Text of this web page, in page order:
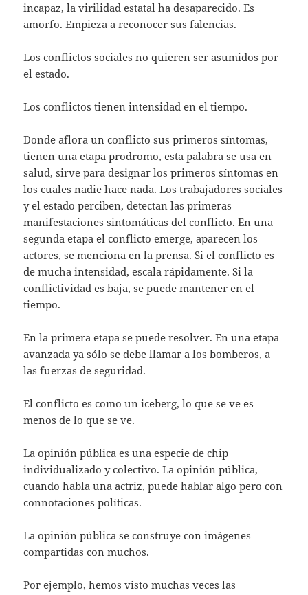
incapaz, la virilidad estatal ha desaparecido. Es
amorfo. Empieza a reconocer sus falencias.
Los conflictos sociales no quieren ser asumidos por
el estado.
Los conflictos tienen intensidad en el tiempo.
Donde aflora un conflicto sus primeros síntomas,
tienen una etapa prodromo, esta palabra se usa en
salud, sirve para designar los primeros síntomas en
los cuales nadie hace nada. Los trabajadores sociales
y el estado perciben, detectan las primeras
manifestaciones sintomáticas del conflicto. En una
segunda etapa el conflicto emerge, aparecen los
actores, se menciona en la prensa. Si el conflicto es
de mucha intensidad, escala rápidamente. Si la
conflictividad es baja, se puede mantener en el
tiempo.
En la primera etapa se puede resolver. En una etapa
avanzada ya sólo se debe llamar a los bomberos, a
las fuerzas de seguridad.
El conflicto es como un iceberg, lo que se ve es
menos de lo que se ve.
La opinión pública es una especie de chip
individualizado y colectivo. La opinión pública,
cuando habla una actriz, puede hablar algo pero con
connotaciones políticas.
La opinión pública se construye con imágenes
compartidas con muchos.
Por ejemplo, hemos visto muchas veces las